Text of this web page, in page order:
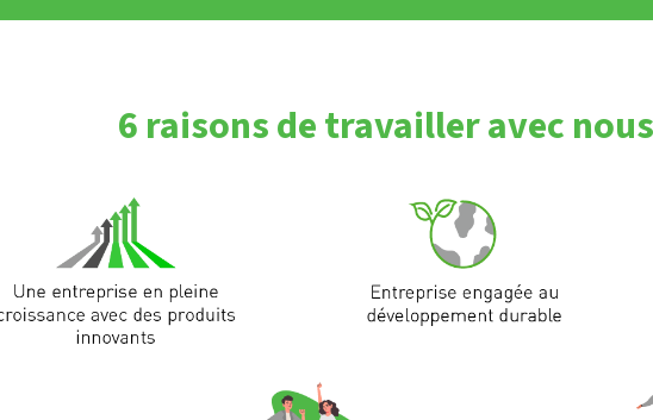
6 raisons de travailler avec nous